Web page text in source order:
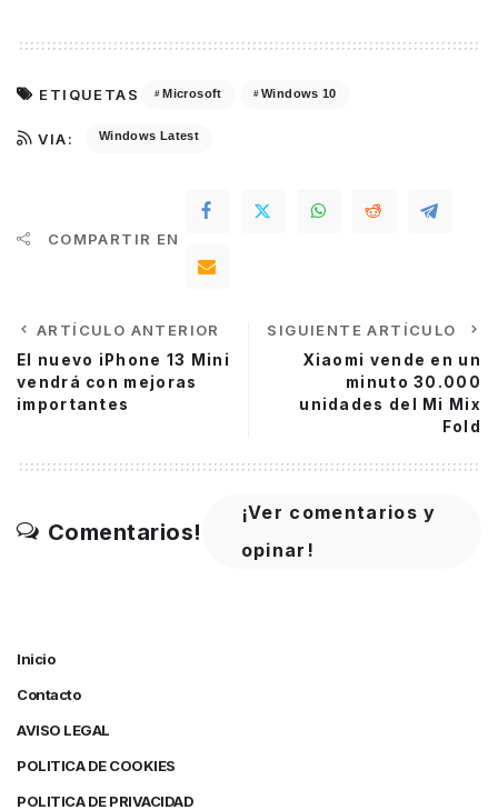
ETIQUETAS Microsoft Windows 10
VIA: Windows Latest
COMPARTIR EN
ARTÍCULO ANTERIOR
El nuevo iPhone 13 Mini
vendrá con mejoras
importantes
SIGUIENTE ARTÍCULO
Xiaomi vende en un
minuto 30.000
unidades del Mi Mix
Fold
Comentarios!
¡Ver comentarios y
opinar!
Inicio
Contacto
AVISO LEGAL
POLITICA DE COOKIES
POLITICA DE PRIVACIDAD